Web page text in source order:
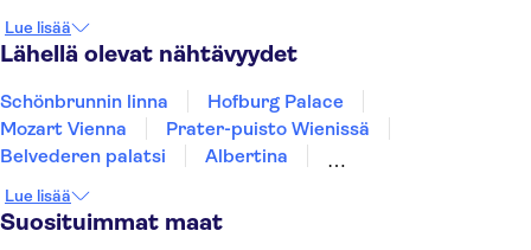
Lue lisää
Lähellä olevat nähtävyydet
Schönbrunnin linna
Hofburg Palace
Mozart Vienna
Prater-puisto Wienissä
Belvederen palatsi
Albertina
Spanish Riding School
Hohensalzburgin linna
Lue lisää
Suosituimmat maat